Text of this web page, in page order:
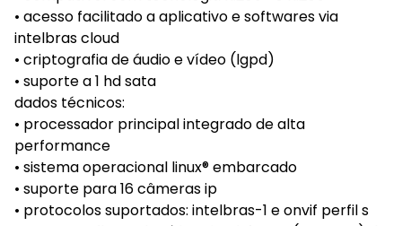
• acesso facilitado a aplicativo e softwares via
intelbras cloud
• criptografia de áudio e vídeo (lgpd)
• suporte a 1 hd sata
dados técnicos:
• processador principal integrado de alta
performance
• sistema operacional linux® embarcado
• suporte para 16 câmeras ip
• protocolos suportados: intelbras-1 e onvif perfil s